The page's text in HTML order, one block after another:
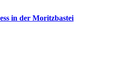
in der Moritzbastei